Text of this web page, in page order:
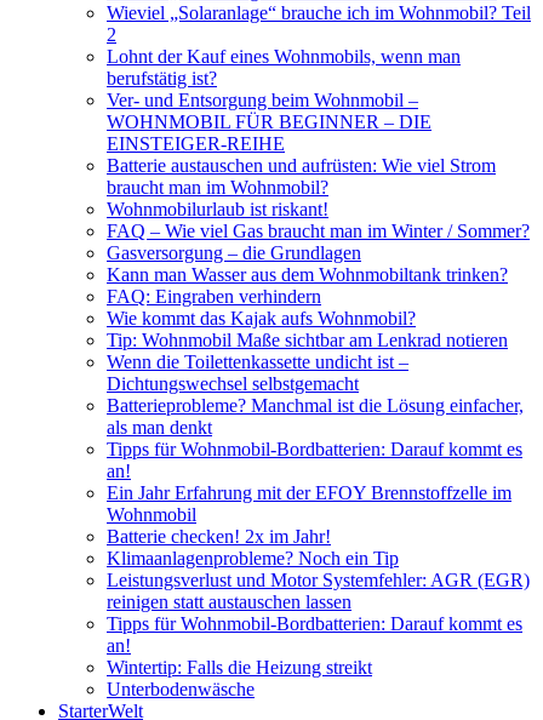
Wieviel „Solaranlage“ brauche ich im Wohnmobil? Teil
2
Lohnt der Kauf eines Wohnmobils, wenn man
berufstätig ist?
Ver- und Entsorgung beim Wohnmobil –
WOHNMOBIL FÜR BEGINNER – DIE
EINSTEIGER-REIHE
Batterie austauschen und aufrüsten: Wie viel Strom
braucht man im Wohnmobil?
Wohnmobilurlaub ist riskant!
FAQ – Wie viel Gas braucht man im Winter / Sommer?
Gasversorgung – die Grundlagen
Kann man Wasser aus dem Wohnmobiltank trinken?
FAQ: Eingraben verhindern
Wie kommt das Kajak aufs Wohnmobil?
Tip: Wohnmobil Maße sichtbar am Lenkrad notieren
Wenn die Toilettenkassette undicht ist –
Dichtungswechsel selbstgemacht
Batterieprobleme? Manchmal ist die Lösung einfacher,
als man denkt
Tipps für Wohnmobil-Bordbatterien: Darauf kommt es
an!
Ein Jahr Erfahrung mit der EFOY Brennstoffzelle im
Wohnmobil
Batterie checken! 2x im Jahr!
Klimaanlagenprobleme? Noch ein Tip
Leistungsverlust und Motor Systemfehler: AGR (EGR)
reinigen statt austauschen lassen
Tipps für Wohnmobil-Bordbatterien: Darauf kommt es
an!
Wintertip: Falls die Heizung streikt
Unterbodenwäsche
StarterWelt